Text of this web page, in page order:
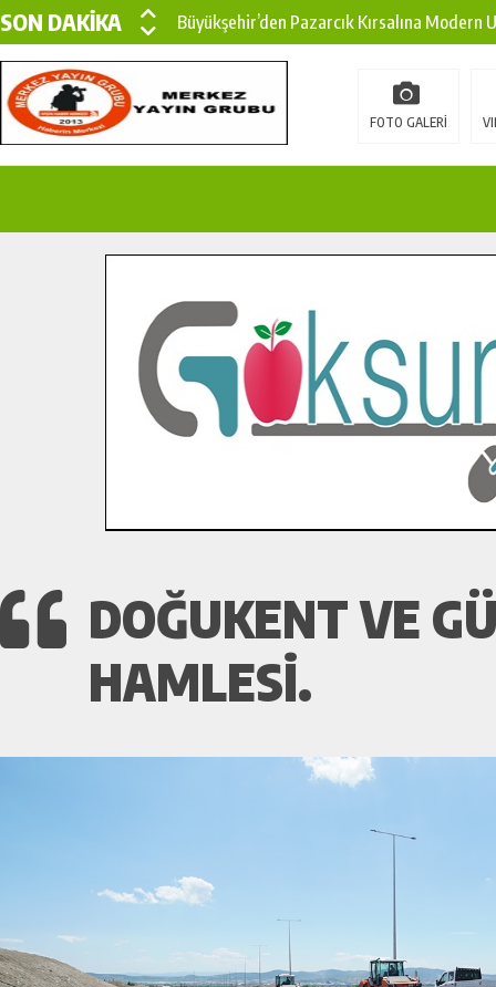
SON DAKİKA
Büyükşehir’den Pazarcık Kırsalına Modern
Çin’den KSÜ’ye Uluslararası Başarı:
Büyükşehir, Türkoğlu Derebaşı Sokak’ta
Bertiz’in Yeni Köprüsünde Sona Doğru.
FOTO GALERİ
DOĞUKENT VE
HAMLESI.